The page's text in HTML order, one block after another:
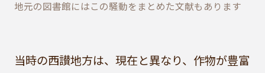
地元の図書館にはこの騒動をまとめた文献もあります
当時の西讃地方は、現在と異なり、作物が豊富